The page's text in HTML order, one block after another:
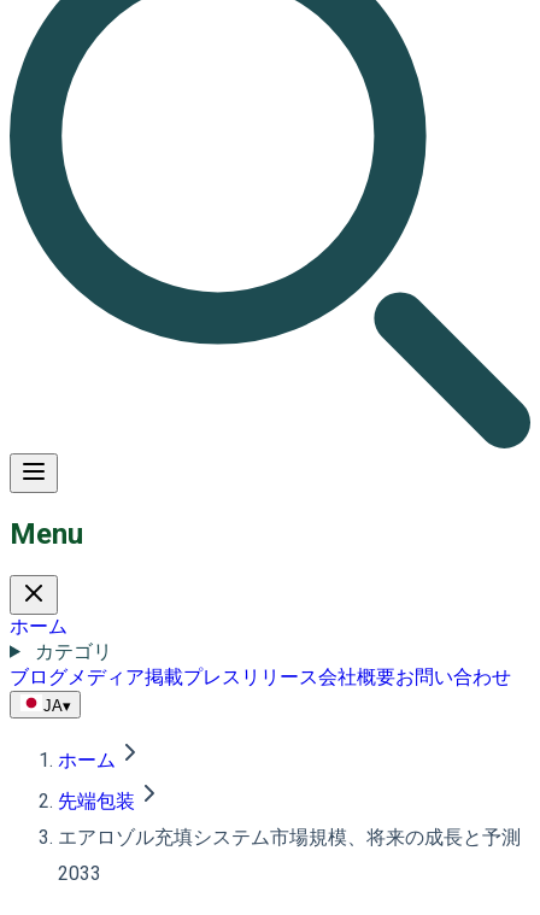
Menu
ホーム
カテゴリ
ブログメディア掲載プレスリリース会社概要お問い合わせ
JA▾
ホーム
先端包装
エアロゾル充填システム市場規模、将来の成長と予測
2033